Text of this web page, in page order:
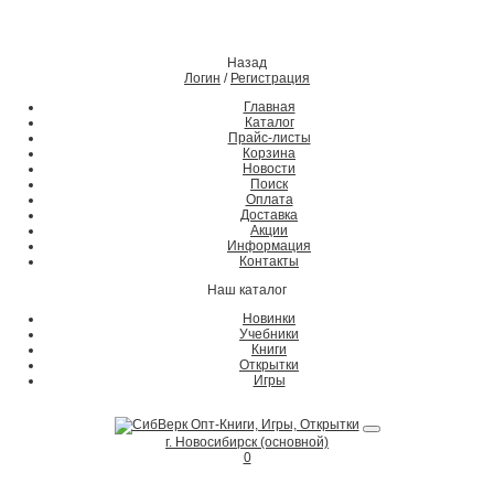
Назад
Логин / Регистрация
Главная
Каталог
Прайс-листы
Корзина
Новости
Поиск
Оплата
Доставка
Акции
Информация
Контакты
Наш каталог
Новинки
Учебники
Книги
Открытки
Игры
г. Новосибирск (основной)
0